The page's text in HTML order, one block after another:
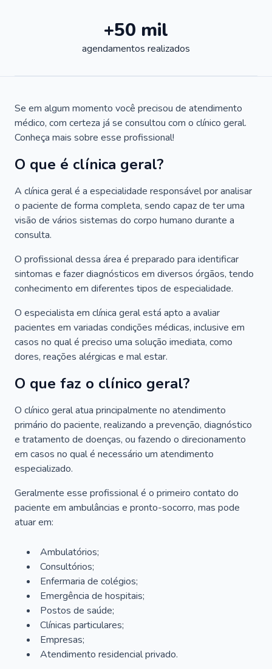
+50 mil
agendamentos realizados
Se em algum momento você precisou de atendimento
médico, com certeza já se consultou com o clínico geral.
Conheça mais sobre esse profissional!
O que é clínica geral?
A clínica geral é a especialidade responsável por analisar
o paciente de forma completa, sendo capaz de ter uma
visão de vários sistemas do corpo humano durante a
consulta.
O profissional dessa área é preparado para identificar
sintomas e fazer diagnósticos em diversos órgãos, tendo
conhecimento em diferentes tipos de especialidade.
O especialista em clínica geral está apto a avaliar
pacientes em variadas condições médicas, inclusive em
casos no qual é preciso uma solução imediata, como
dores, reações alérgicas e mal estar.
O que faz o clínico geral?
O clínico geral atua principalmente no atendimento
primário do paciente, realizando a prevenção, diagnóstico
e tratamento de doenças, ou fazendo o direcionamento
em casos no qual é necessário um atendimento
especializado.
Geralmente esse profissional é o primeiro contato do
paciente em ambulâncias e pronto-socorro, mas pode
atuar em:
Ambulatórios;
Consultórios;
Enfermaria de colégios;
Emergência de hospitais;
Postos de saúde;
Clínicas particulares;
Empresas;
Atendimento residencial privado.